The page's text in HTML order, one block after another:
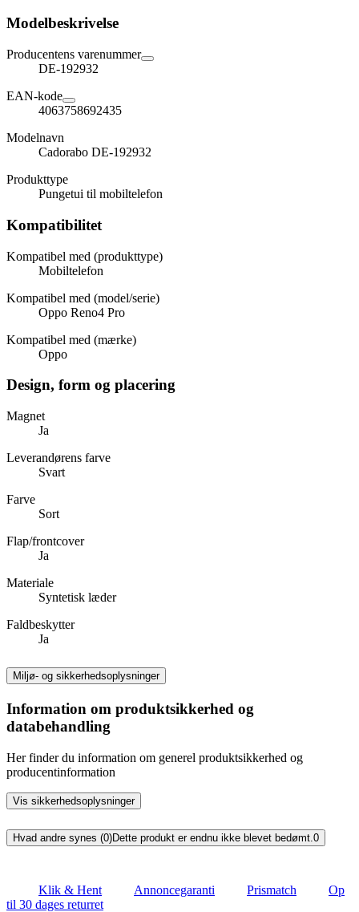
Modelbeskrivelse
Producentens varenummer
DE-192932
EAN-kode
4063758692435
Modelnavn
Cadorabo DE-192932
Produkttype
Pungetui til mobiltelefon
Kompatibilitet
Kompatibel med (produkttype)
Mobiltelefon
Kompatibel med (model/serie)
Oppo Reno4 Pro
Kompatibel med (mærke)
Oppo
Design, form og placering
Magnet
Ja
Leverandørens farve
Svart
Farve
Sort
Flap/frontcover
Ja
Materiale
Syntetisk læder
Faldbeskytter
Ja
Miljø- og sikkerhedsoplysninger
Information om produktsikkerhed og
databehandling
Her finder du information om generel produktsikkerhed og
producentinformation
Vis sikkerhedsoplysninger
Hvad andre synes (0)Dette produkt er endnu ikke blevet bedømt.0
Klik & Hent Annoncegaranti Prismatch
Op
til 30 dages returret